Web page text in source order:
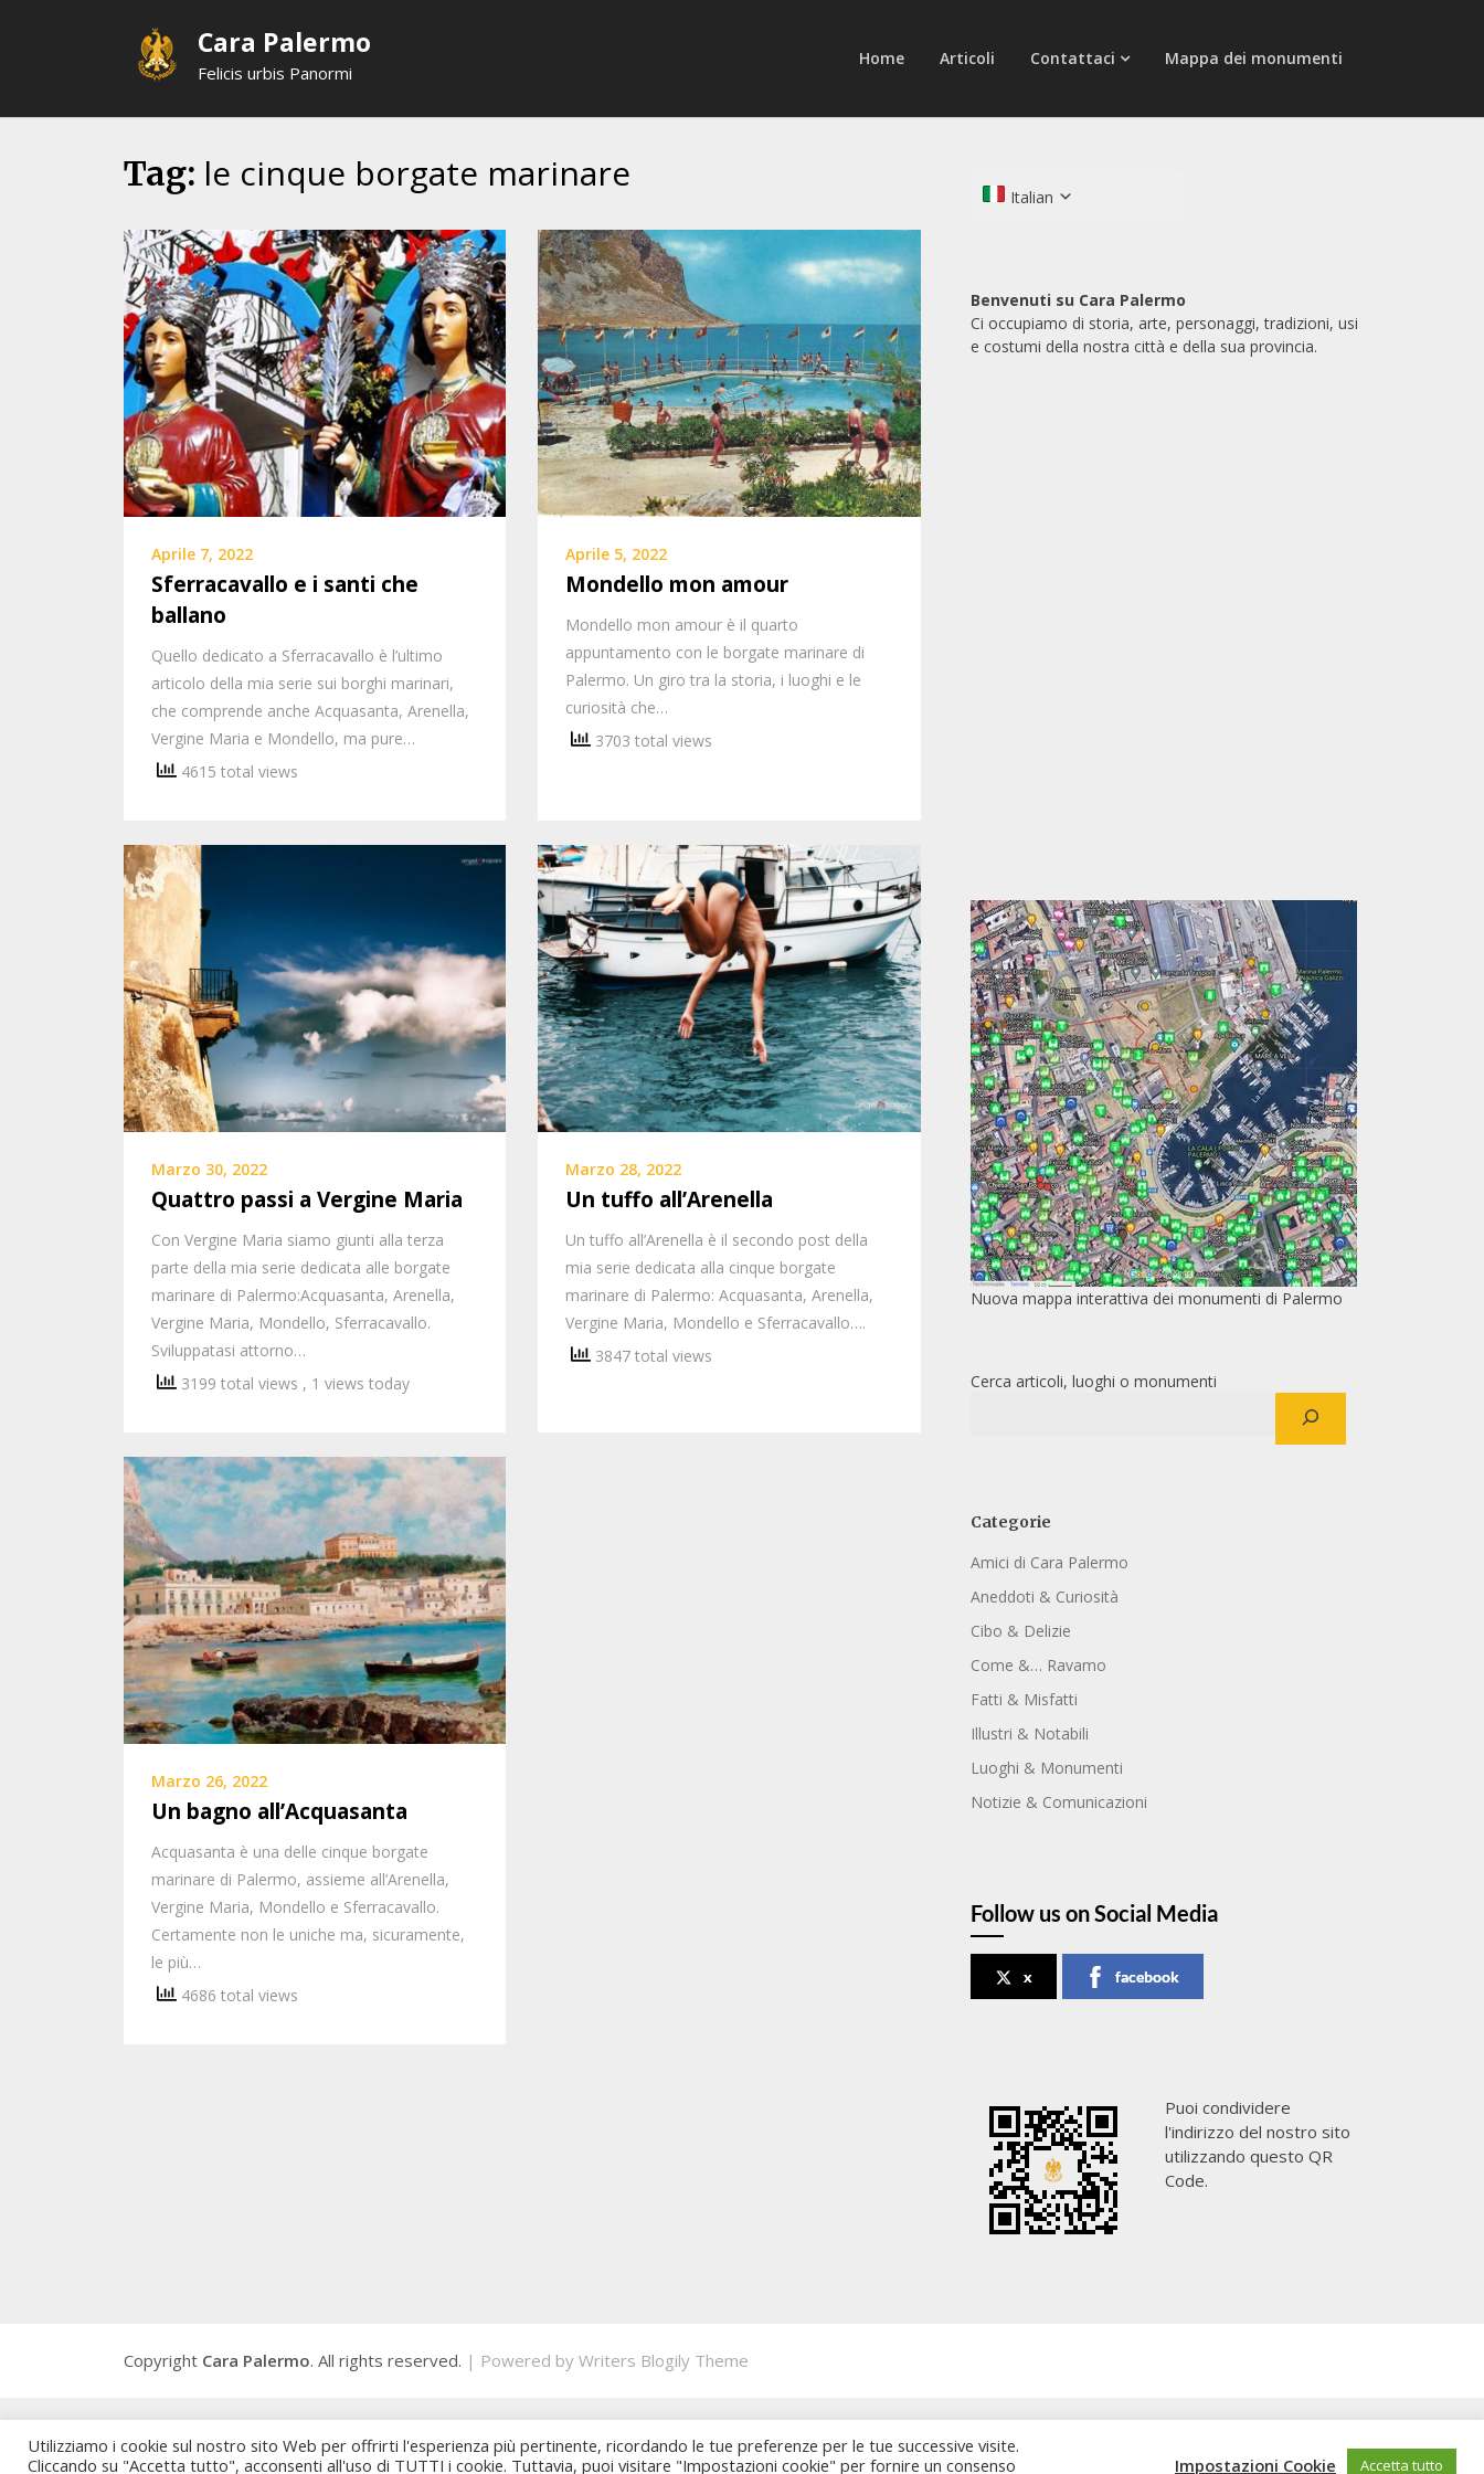
Cara Palermo
Felicis urbis Panormi
Home Articoli Contattaci Mappa dei monumenti
Tag: le cinque borgate marinare
Aprile 7, 2022
Sferracavallo e i santi che
ballano
Quello dedicato a Sferracavallo è l’ultimo
articolo della mia serie sui borghi marinari,
che comprende anche Acquasanta, Arenella,
Vergine Maria e Mondello, ma pure…
4615 total views
Aprile 5, 2022
Mondello mon amour
Mondello mon amour è il quarto
appuntamento con le borgate marinare di
Palermo. Un giro tra la storia, i luoghi e le
curiosità che…
3703 total views
Marzo 30, 2022
Quattro passi a Vergine Maria
Con Vergine Maria siamo giunti alla terza
parte della mia serie dedicata alle borgate
marinare di Palermo:Acquasanta, Arenella,
Vergine Maria, Mondello, Sferracavallo.
Sviluppatasi attorno…
3199 total views , 1 views today
Marzo 28, 2022
Un tuffo all’Arenella
Un tuffo all’Arenella è il secondo post della
mia serie dedicata alla cinque borgate
marinare di Palermo: Acquasanta, Arenella,
Vergine Maria, Mondello e Sferracavallo….
3847 total views
Marzo 26, 2022
Un bagno all’Acquasanta
Acquasanta è una delle cinque borgate
marinare di Palermo, assieme all’Arenella,
Vergine Maria, Mondello e Sferracavallo.
Certamente non le uniche ma, sicuramente,
le più…
4686 total views
Italian
Benvenuti su Cara Palermo
Ci occupiamo di storia, arte, personaggi, tradizioni, usi
e costumi della nostra città e della sua provincia.
Nuova mappa interattiva dei monumenti di Palermo
Cerca articoli, luoghi o monumenti
Categorie
Amici di Cara Palermo
Aneddoti & Curiosità
Cibo & Delizie
Come &… Ravamo
Fatti & Misfatti
Illustri & Notabili
Luoghi & Monumenti
Notizie & Comunicazioni
Follow us on Social Media
x facebook
Puoi condividere
l'indirizzo del nostro sito
utilizzando questo QR
Code.
Copyright Cara Palermo. All rights reserved. | Powered by Writers Blogily Theme
Utilizziamo i cookie sul nostro sito Web per offrirti l'esperienza più pertinente, ricordando le tue preferenze per le tue successive visite.
Cliccando su "Accetta tutto", acconsenti all'uso di TUTTI i cookie. Tuttavia, puoi visitare "Impostazioni cookie" per fornire un consenso
Impostazioni Cookie Accetta tutto